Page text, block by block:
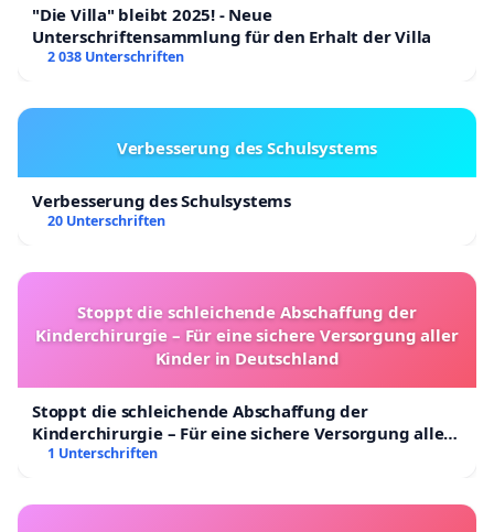
"Die Villa" bleibt 2025! - Neue
Unterschriftensammlung für den Erhalt der Villa
2 038 Unterschriften
Verbesserung des Schulsystems
Verbesserung des Schulsystems
20 Unterschriften
Stoppt die schleichende Abschaffung der
Kinderchirurgie – Für eine sichere Versorgung aller
Kinder in Deutschland
Stoppt die schleichende Abschaffung der
Kinderchirurgie – Für eine sichere Versorgung aller
Kinder in Deutschland
1 Unterschriften